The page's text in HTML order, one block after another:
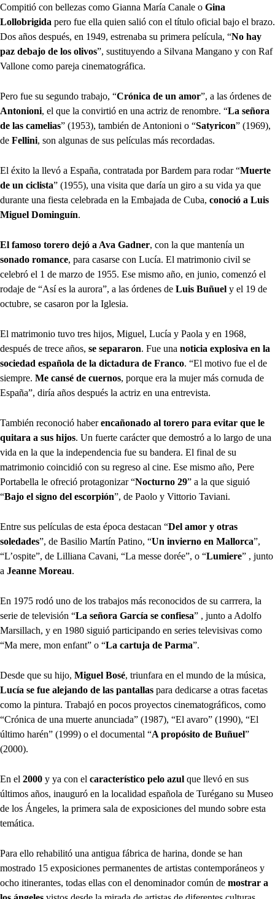
Compitió con bellezas como Gianna María Canale o Gina
Lollobrigida pero fue ella quien salió con el título oficial bajo el brazo.
Dos años después, en 1949, estrenaba su primera película, “No hay
paz debajo de los olivos”, sustituyendo a Silvana Mangano y con Raf
Vallone como pareja cinematográfica.
Pero fue su segundo trabajo, “Crónica de un amor”, a las órdenes de
Antonioni, el que la convirtió en una actriz de renombre. “La señora
de las camelias” (1953), también de Antonioni o “Satyricon” (1969),
de Fellini, son algunas de sus películas más recordadas.
El éxito la llevó a España, contratada por Bardem para rodar “Muerte
de un ciclista” (1955), una visita que daría un giro a su vida ya que
durante una fiesta celebrada en la Embajada de Cuba, conoció a Luis
Miguel Dominguín.
El famoso torero dejó a Ava Gadner, con la que mantenía un
sonado romance, para casarse con Lucía. El matrimonio civil se
celebró el 1 de marzo de 1955. Ese mismo año, en junio, comenzó el
rodaje de “Así es la aurora”, a las órdenes de Luis Buñuel y el 19 de
octubre, se casaron por la Iglesia.
El matrimonio tuvo tres hijos, Miguel, Lucía y Paola y en 1968,
después de trece años, se separaron. Fue una noticia explosiva en la
sociedad española de la dictadura de Franco. “El motivo fue el de
siempre. Me cansé de cuernos, porque era la mujer más cornuda de
España”, diría años después la actriz en una entrevista.
También reconoció haberencañonado al torero para evitar que le
quitara a sus hijos. Un fuerte carácter que demostró a lo largo de una
vida en la que la independencia fue su bandera. El final de su
matrimonio coincidió con su regreso al cine. Ese mismo año, Pere
Portabella le ofreció protagonizar “Nocturno 29” a la que siguió
“Bajo el signo del escorpión”, de Paolo y Vittorio Taviani.
Entre sus películas de esta época destacan “Del amor y otras
soledades”, de Basilio Martín Patino, “Un invierno en Mallorca”,
“L’ospite”, de Lilliana Cavani, “La messe dorée”, o “Lumiere” , junto
a Jeanne Moreau.
En 1975 rodó uno de los trabajos más reconocidos de su carrrera, la
serie de televisión “La señora García se confiesa” , junto a Adolfo
Marsillach, y en 1980 siguió participando en series televisivas como
“Ma mere, mon enfant” o “La cartuja de Parma”.
Desde que su hijo, Miguel Bosé, triunfara en el mundo de la música,
Lucía se fue alejando de las pantallas para dedicarse a otras facetas
como la pintura. Trabajó en pocos proyectos cinematográficos, como
“Crónica de una muerte anunciada” (1987), “El avaro” (1990), “El
último harén” (1999) o el documental “A propósito de Buñuel”
(2000).
En el 2000 y ya con el característico pelo azul que llevó en sus
últimos años, inauguró en la localidad española de Turégano su Museo
de los Ángeles, la primera sala de exposiciones del mundo sobre esta
temática.
Para ello rehabilitó una antigua fábrica de harina, donde se han
mostrado 15 exposiciones permanentes de artistas contemporáneos y
ocho itinerantes, todas ellas con el denominador común de mostrar a